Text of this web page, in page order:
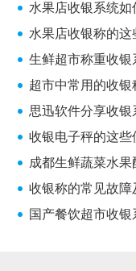
水果店收银系统如
水果店收银称的
生鲜超市称重收银
超市中常用的收银
思迅软件分享收
收银电子秤的这些
成都生鲜蔬菜水
收银称的常见故障
国产餐饮超市收